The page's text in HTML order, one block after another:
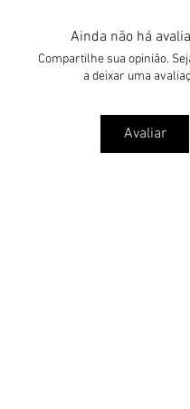
- Alças Flexíveis
- Forro espuma D80
Ainda não há
Compartilhe sua opinião.
a deixar uma
Avaliar